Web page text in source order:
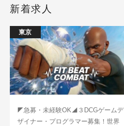
新着求人
東京
◤急募・未経験OK◢３DCGゲームデ
ザイナー・プログラマー募集！世界